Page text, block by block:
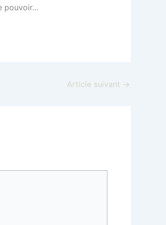
pouvoir…
Article suivant →